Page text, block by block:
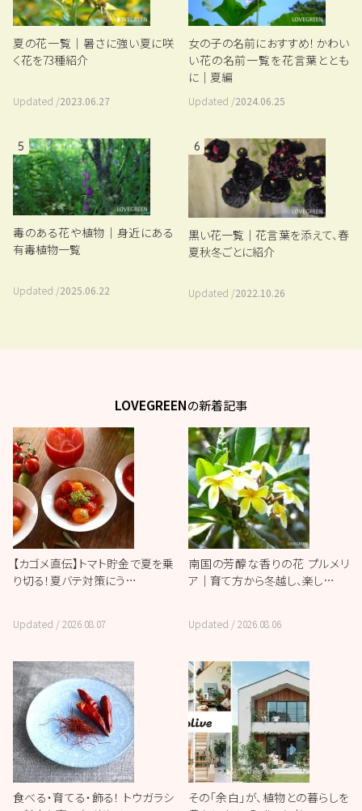
夏の花一覧｜暑さに強い夏に咲
く花を73種紹介
Updated /2023.06.27
女の子の名前におすすめ！かわい
い花の名前一覧を花言葉ととも
に｜夏編
Updated /2024.06.25
5
毒のある花や植物｜身近にある
有毒植物一覧
Updated /2025.06.22
6
黒い花一覧｜花言葉を添えて、春
夏秋冬ごとに紹介
Updated /2022.10.26
LOVEGREENの新着記事
【カゴメ直伝】トマト貯金で夏を乗
り切る！夏バテ対策にう…
Updated /2026.08.07
南国の芳醇な香りの花 プルメリ
ア｜育て方から冬越し、楽し…
Updated /2026.08.06
食べる・育てる・飾る！ トウガラシ
その「余白」が、植物との暮らしを